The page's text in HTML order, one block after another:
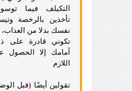
التكيلف فيما
تأخذين بالرخصة
نفسك بدلا من العذاب،
تكوني قادرة على
أمامك إلا الحصول
اللازم
تقولين أيضًا (قبل